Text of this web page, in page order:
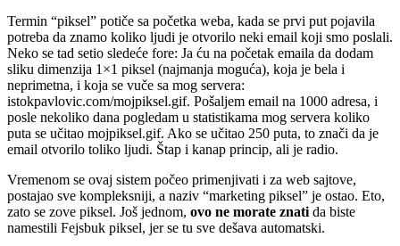
Termin “piksel” potiče sa početka weba, kada se prvi put pojavila
potreba da znamo koliko ljudi je otvorilo neki email koji smo poslali.
Neko se tad setio sledeće fore: Ja ću na početak emaila da dodam
sliku dimenzija 1×1 piksel (najmanja moguća), koja je bela i
neprimetna, i koja se vuče sa mog servera:
istokpavlovic.com/mojpiksel.gif. Pošaljem email na 1000 adresa, i
posle nekoliko dana pogledam u statistikama mog servera koliko
puta se učitao mojpiksel.gif. Ako se učitao 250 puta, to znači da je
email otvorilo toliko ljudi. Štap i kanap princip, ali je radio.
Vremenom se ovaj sistem počeo primenjivati i za web sajtove,
postajao sve kompleksniji, a naziv “marketing piksel” je ostao. Eto,
zato se zove piksel. Još jednom, ovo ne morate znati da biste
namestili Fejsbuk piksel, jer se tu sve dešava automatski.